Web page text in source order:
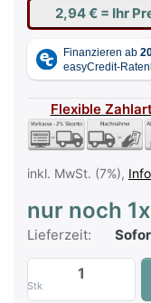
2,94 € = Ihr
Flexible
inkl. MwSt. (7%),
nur noch
Lieferzeit:
Stk